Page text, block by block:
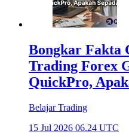
Bongkar Fakta
Trading Forex
QuickPro,
Belajar Trading
15 Jul 2026 06.24 UTC